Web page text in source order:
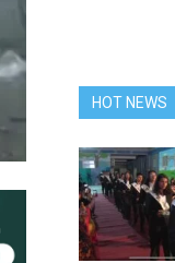
HOT NEWS